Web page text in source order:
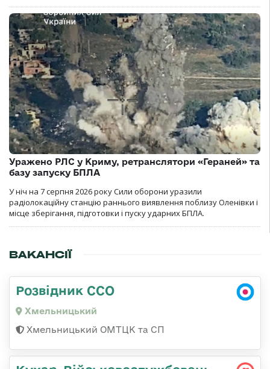
Уражено РЛС у Криму, ретранслятори «Гераней» та
базу запуску БПЛА
У ніч на 7 серпня 2026 року Сили оборони уразили
радіолокаційну станцію раннього виявлення поблизу Оленівки і
місце зберігання, підготовки і пуску ударних БПЛА.
ВАКАНСІЇ
Розвідник ССО
Хмельницький
Хмельницький ОМТЦК та СП